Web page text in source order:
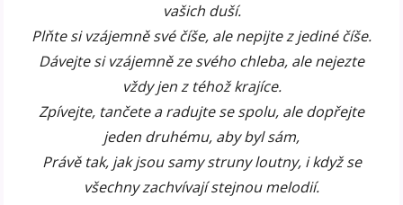
vašich duší.
Plňte si vzájemně své číše, ale nepijte z jediné číše.
Dávejte si vzájemně ze svého chleba, ale nejezte
vždy jen z téhož krajíce.
Zpívejte, tančete a radujte se spolu, ale dopřejte
jeden druhému, aby byl sám,
Právě tak, jak jsou samy struny loutny, i když se
všechny zachvívají stejnou melodií.